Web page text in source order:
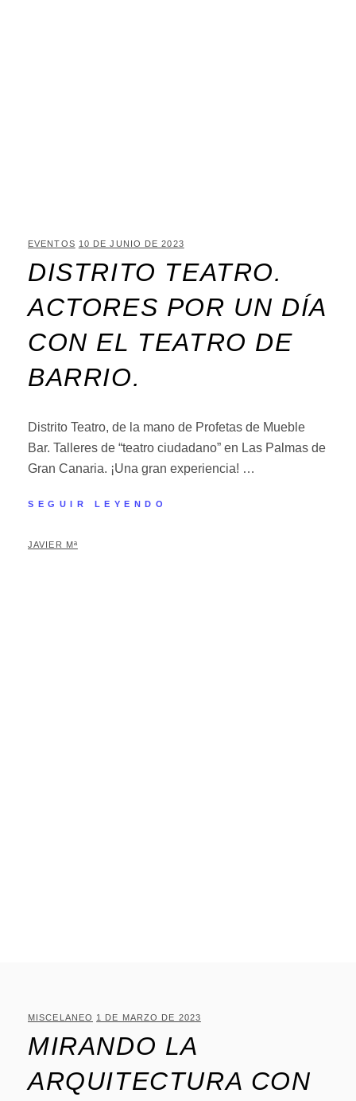
EVENTOS 10 DE JUNIO DE 2023
DISTRITO TEATRO.
ACTORES POR UN DÍA
CON EL TEATRO DE
BARRIO.
Distrito Teatro, de la mano de Profetas de Mueble
Bar. Talleres de “teatro ciudadano” en Las Palmas de
Gran Canaria. ¡Una gran experiencia! …
SEGUIR LEYENDO
JAVIER Mª
MISCELANEO 1 DE MARZO DE 2023
MIRANDO LA
ARQUITECTURA CON